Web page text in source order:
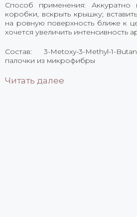
Способ применения: Аккуратно
коробки, вскрыть крышку;
на ровную поверхность ближе к
хочется увеличить интенсивность
Состав: 3-Metoxy-3-Methyl-1-
палочки из микрофибры
Объем 130 мл
Читать далее